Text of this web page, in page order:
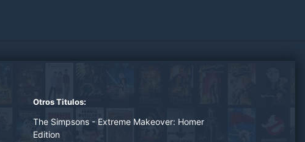
Otros Titulos:
The Simpsons - Extreme Makeover: Homer
Edition